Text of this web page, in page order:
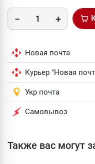
Новая почта
Курьер "Новая
Укр почта
Самовывоз
Также вас могут